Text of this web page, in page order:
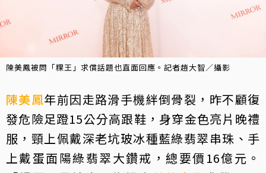
陳美鳳被問「粿王」求償話題也直面回應。記者趙大智／攝影
陳美鳳年前因走路滑手機絆倒骨裂，昨不顧復
發危險足蹬15公分高跟鞋，身穿金色亮片晚禮
服，頸上佩戴深老坑玻冰種藍綠翡翠串珠、手
上戴蛋面陽綠翡翠大鑽戒，總要價16億元。